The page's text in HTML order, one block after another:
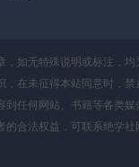
，如无特殊说明或标注，均
，在未征得本站同意时，禁
到任何网站、书籍等各类媒
的合法权益，可联系绝学社